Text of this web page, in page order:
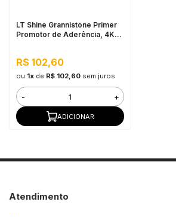
LT Shine Grannistone Primer
Promotor de Aderência, 4KG
R$ 102,60
ou 1xde R$ 102,60 sem juros
- +
ADICIONAR
Atendimento